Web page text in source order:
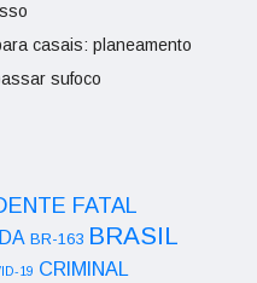
casais: planeamento
sufoco
FATAL
BR-163 BRASIL
19 CRIMINAL